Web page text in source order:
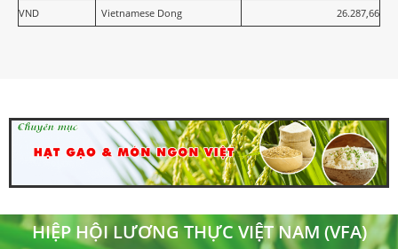
VND
Vietnamese Dong 26.287,66
HIỆP HỘI LƯƠNG THỰC VIỆT NAM (VFA)